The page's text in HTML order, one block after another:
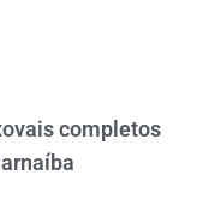
completos